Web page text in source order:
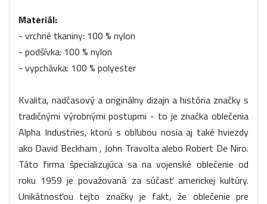
Materiál:
- vrchné tkaniny: 100 % nylon
- podšívka: 100 % nylon
- vypchávka: 100 % polyester
Kvalita, nadčasový a originálny dizajn a história značky s
tradičnými výrobnými postupmi - to je značka oblečenia
Alpha Industries, ktorú s obľubou nosia aj také hviezdy
ako David Beckham , John Travolta alebo Robert De Niro.
Táto firma špecializujúca sa na vojenské oblečenie od
roku 1959 je považovaná za súčasť americkej kultúry.
Unikátnosťou tejto značky je fakt, že oblečenie pre